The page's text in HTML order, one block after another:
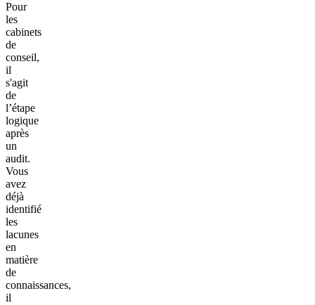
Pour
les
cabinets
de
conseil,
il
s'agit
de
l’étape
logique
après
un
audit.
Vous
avez
déjà
identifié
les
lacunes
en
matière
de
connaissances,
il